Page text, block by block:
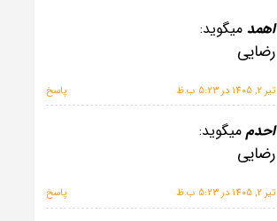
اهمد میگوید:
رضایی
تیر 2, 1405 در 5:23 ب.ظ پاسخ
احدم میگوید:
رضایی
تیر 2, 1405 در 5:23 ب.ظ پاسخ